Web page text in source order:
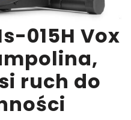
015H Vox
ruch do